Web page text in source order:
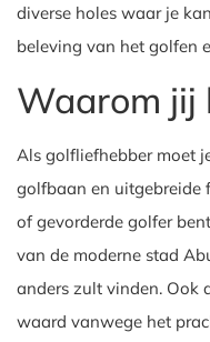
diverse holes waar je
beleving van het golfen
Waarom jij
Als golfliefhebber moet
golfbaan en uitgebreide
of gevorderde golfer
van de moderne stad
anders zult vinden. Ook
waard vanwege het